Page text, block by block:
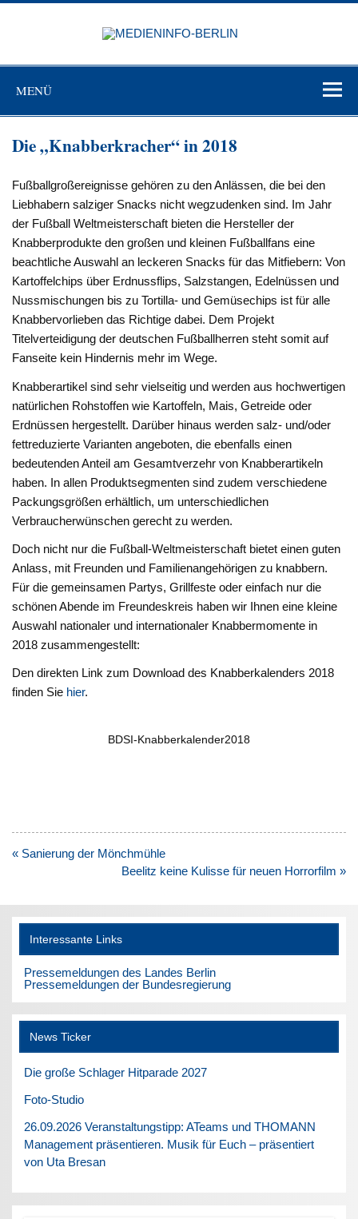
Zum
MENÜ
Die „Knabberkracher“ in 2018
Fußballgroßereignisse gehören zu den Anlässen, die bei den
Liebhabern salziger Snacks nicht wegzudenken sind. Im Jahr
der Fußball Weltmeisterschaft bieten die Hersteller der
Knabberprodukte den großen und kleinen Fußballfans eine
beachtliche Auswahl an leckeren Snacks für das Mitfiebern: Von
Kartoffelchips über Erdnussflips, Salzstangen, Edelnüssen und
Nussmischungen bis zu Tortilla- und Gemüsechips ist für alle
Knabbervorlieben das Richtige dabei. Dem Projekt
Titelverteidigung der deutschen Fußballherren steht somit auf
Fanseite kein Hindernis mehr im Wege.
Knabberartikel sind sehr vielseitig und werden aus hochwertigen
natürlichen Rohstoffen wie Kartoffeln, Mais, Getreide oder
Erdnüssen hergestellt. Darüber hinaus werden salz- und/oder
fettreduzierte Varianten angeboten, die ebenfalls einen
bedeutenden Anteil am Gesamtverzehr von Knabberartikeln
haben. In allen Produktsegmenten sind zudem verschiedene
Packungsgrößen erhältlich, um unterschiedlichen
Verbraucherwünschen gerecht zu werden.
Doch nicht nur die Fußball-Weltmeisterschaft bietet einen guten
Anlass, mit Freunden und Familienangehörigen zu knabbern.
Für die gemeinsamen Partys, Grillfeste oder einfach nur die
schönen Abende im Freundeskreis haben wir Ihnen eine kleine
Auswahl nationaler und internationaler Knabbermomente in
2018 zusammengestellt:
Den direkten Link zum Download des Knabberkalenders 2018
finden Sie hier.
BDSI-Knabberkalender2018
Beitragsnavigation
« Sanierung der Mönchmühle
Beelitz keine Kulisse für neuen Horrorfilm »
Interessante Links
Pressemeldungen des Landes Berlin
Pressemeldungen der Bundesregierung
News Ticker
Die große Schlager Hitparade 2027
Foto-Studio
26.09.2026 Veranstaltungstipp: ATeams und THOMANN
Management präsentieren. Musik für Euch – präsentiert
von Uta Bresan